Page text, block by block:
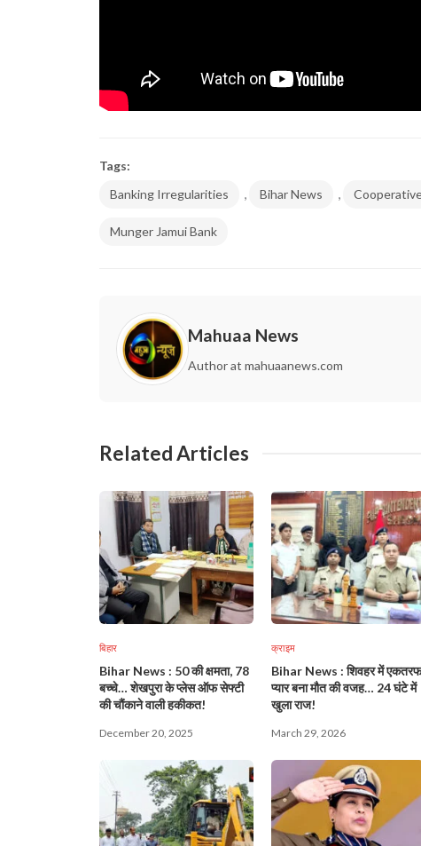
Tags:
Banking Irregularities
, Bihar News ,
Munger Jamui Bank
Mahuaa News
Author at mahuaanews.com
Related Articles
बिहार
Bihar News : 50 की क्षमता, 78
बच्चे… शेखपुरा के प्लेस ऑफ सेफ्टी
की चौंकाने वाली हकीकत!
December 20, 2025
क्राइम
Bihar News : शिवहर में
प्यार बना मौत की वजह… 24 घंटे में
खुला राज!
March 29, 2026